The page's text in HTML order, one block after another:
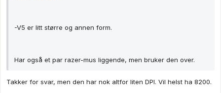
-V5 er litt større og annen form.
Har også et par razer-mus liggende, men bruker den over.
Takker for svar, men den har nok altfor liten DPI. Vil helst ha 8200.